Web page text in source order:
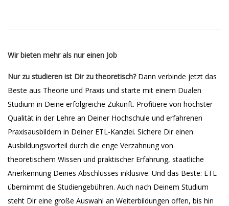
Wir bieten mehr als nur einen Job
Nur zu studieren ist Dir zu theoretisch?Dann verbinde jetzt das
Beste aus Theorie und Praxis und starte mit einem Dualen
Studium in Deine erfolgreiche Zukunft. Profitiere von höchster
Qualität in der Lehre an Deiner Hochschule und erfahrenen
Praxisausbildern in Deiner ETL-Kanzlei. Sichere Dir einen
Ausbildungsvorteil durch die enge Verzahnung von
theoretischem Wissen und praktischer Erfahrung, staatliche
Anerkennung Deines Abschlusses inklusive. Und das Beste: ETL
übernimmt die Studiengebühren. Auch nach Deinem Studium
steht Dir eine große Auswahl an Weiterbildungen offen, bis hin